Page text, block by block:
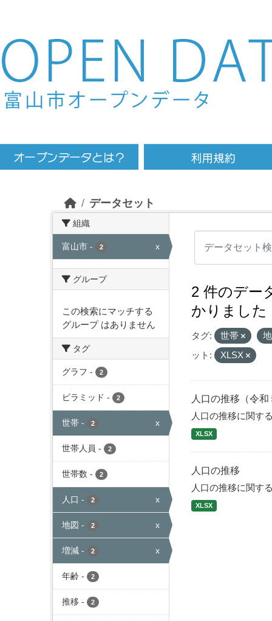
Skip to main content
データセット
組織
富山市 - 2 x
グループ
この検索にマッチする
グループ はありません
タグ
グラフ - 2
ピラミッド - 2
世帯 - 2 x
世帯人員 - 2
世帯数 - 2
人口 - 2 x
地図 - 2 x
増減 - 2 x
年齢 - 2
推移 - 2
2 件のデー
かりました
タグ: 世帯
ット:
XLSX
人口の推移（令和
人口の推移に関す
XLSX
人口の推移
人口の推移に関す
XLSX